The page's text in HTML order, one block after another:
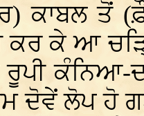
ਕਾਬਲ ਤੋਂ
ਕਰ ਕੇ ਆ
ਕੰਨਿਆ-
ਦੋਵੇਂ ਲੋਪ ਹੋ